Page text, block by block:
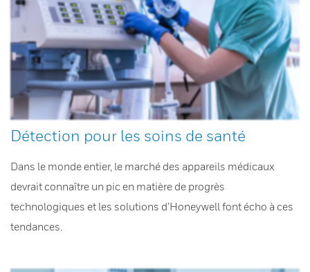
Détection pour les soins de santé
Dans le monde entier, le marché des appareils médicaux
devrait connaître un pic en matière de progrès
technologiques et les solutions d’Honeywell font écho à ces
tendances.